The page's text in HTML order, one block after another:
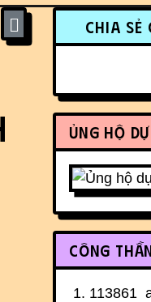
More
Chia sẻ
Ủng hộ
Công
113861